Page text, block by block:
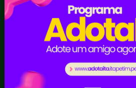
Mapa do Site
Agendamento de RG
Glossário
História de Itapetim – PE